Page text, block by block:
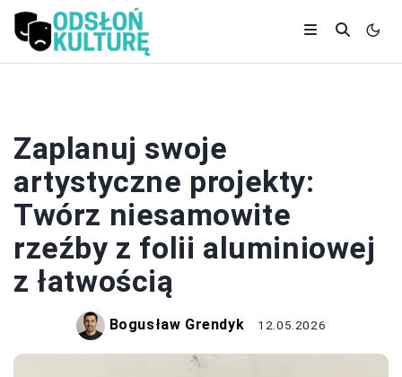
Zaplanuj swoje
artystyczne projekty:
Twórz niesamowite
rzeźby z folii aluminiowej
z łatwością
Bogusław Grendyk 12.05.2026